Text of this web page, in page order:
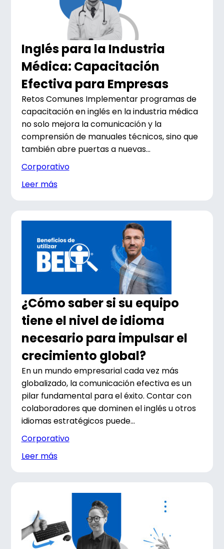
Inglés para la Industria
Médica: Capacitación
Efectiva para Empresas
Retos Comunes Implementar programas de
capacitación en inglés en la industria médica
no solo mejora la comunicación y la
comprensión de manuales técnicos, sino que
también abre puertas a nuevas...
Corporativo
Leer más
¿Cómo saber si su equipo
tiene el nivel de idioma
necesario para impulsar el
crecimiento global?
En un mundo empresarial cada vez más
globalizado, la comunicación efectiva es un
pilar fundamental para el éxito. Contar con
colaboradores que dominen el inglés u otros
idiomas estratégicos puede...
Corporativo
Leer más